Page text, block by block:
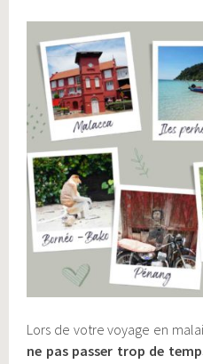
Lors de votre voyage en
ne pas passer trop de